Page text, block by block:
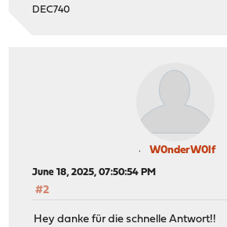
DEC740
W0nderW0lf
June 18, 2025, 07:50:54 PM
#2
Hey danke für die schnelle Antwort!!